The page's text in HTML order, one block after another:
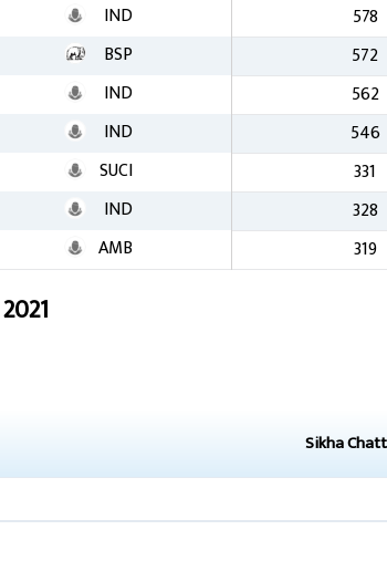
IND
578
BSP
572
IND
562
IND
546
SUCI
331
IND
328
AMB 319
2021
Sikha